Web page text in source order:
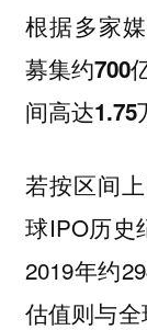
根据多家
募集约700
间高达1.75
若按区间
球IPO历史
2019年约
估值则与